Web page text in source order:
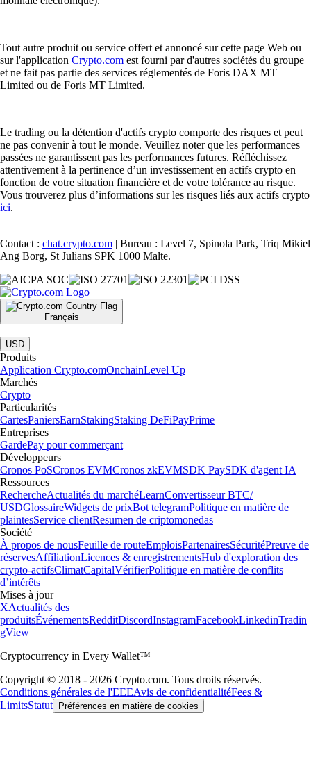
Tout autre produit ou service offert et annoncé sur cette page Web ou
sur l'application Crypto.com est fourni par d'autres sociétés du groupe
et ne fait pas partie des services réglementés de Foris DAX MT
Limited ou de Foris MT Limited.
Le trading ou la détention d'actifs crypto comporte des risques et peut
ne pas convenir à tout le monde. Veuillez noter que les performances
passées ne garantissent pas les performances futures. Réfléchissez
attentivement à la pertinence d’un investissement en actifs crypto en
fonction de votre situation financière et de votre tolérance au risque.
Vous trouverez plus d’informations sur les risques liés aux actifs crypto
ici.
Contact : chat.crypto.com | Bureau : Level 7, Spinola Park, Triq Mikiel
Ang Borg, St Julians SPK 1000 Malte.
Français
|
USD
Produits
Application Crypto.comOnchainLevel Up
Marchés
Crypto
Particularités
CartesPaniersEarnStakingStaking DeFiPayPrime
Entreprises
GardePay pour commerçant
Développeurs
Cronos PoSCronos EVMCronos zkEVMSDK PaySDK d'agent IA
Ressources
RechercheActualités du marchéLearnConvertisseur BTC/
USDGlossaireWidgets de prixBot telegramPolitique en matière de
plaintesService clientResumen de criptomonedas
Société
À propos de nousFeuille de routeEmploisPartenairesSécuritéPreuve de
réservesAffiliationLicences & enregistrementsHub d'exploration des
crypto-actifsClimatCapitalVérifierPolitique en matière de conflits
d’intérêts
Mises à jour
XActualités des
produitsÉvénementsRedditDiscordInstagramFacebookLinkedinTradin
gView
Cryptocurrency in Every Wallet™
Copyright © 2018 - 2026 Crypto.com. Tous droits réservés.
Conditions générales de l'EEEAvis de confidentialitéFees &
LimitsStatut Préférences en matière de cookies